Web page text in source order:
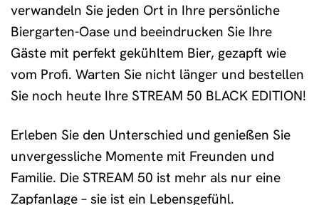
verwandeln Sie jeden Ort in Ihre persönliche
Biergarten-Oase und beeindrucken Sie Ihre
Gäste mit perfekt gekühltem Bier, gezapft wie
vom Profi. Warten Sie nicht länger und bestellen
Sie noch heute Ihre STREAM 50 BLACK EDITION!
Erleben Sie den Unterschied und genießen Sie
unvergessliche Momente mit Freunden und
Familie. Die STREAM 50 ist mehr als nur eine
Zapfanlage – sie ist ein Lebensgefühl.